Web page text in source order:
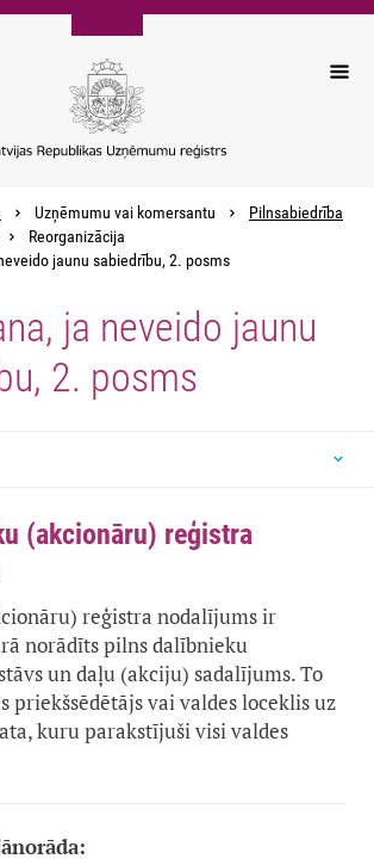
Uzņēmumu vai komersantu
Pilnsabiedrība
Reorganizācija
jaunu sabiedrību, 2. posms
ja neveido jaunu
2. posms
(akcionāru) reģistra
reģistra nodalījums ir
norādīts pilns dalībnieku
un daļu (akciju) sadalījums. To
priekšsēdētājs vai valdes loceklis uz
kuru parakstījuši visi valdes